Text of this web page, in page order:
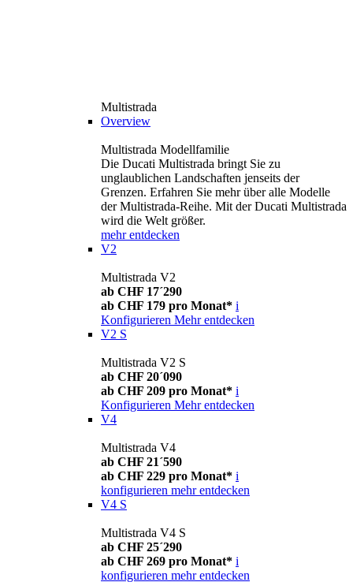
Multistrada
Overview
Multistrada Modellfamilie
Die Ducati Multistrada bringt Sie zu
unglaublichen Landschaften jenseits der
Grenzen. Erfahren Sie mehr über alle Modelle
der Multistrada-Reihe. Mit der Ducati Multistrada
wird die Welt größer.
mehr entdecken
V2
Multistrada V2
ab CHF 17´290
ab CHF 179 pro Monat* i
Konfigurieren Mehr entdecken
V2 S
Multistrada V2 S
ab CHF 20´090
ab CHF 209 pro Monat* i
Konfigurieren Mehr entdecken
V4
Multistrada V4
ab CHF 21´590
ab CHF 229 pro Monat* i
konfigurieren mehr entdecken
V4 S
Multistrada V4 S
ab CHF 25´290
ab CHF 269 pro Monat* i
konfigurieren mehr entdecken